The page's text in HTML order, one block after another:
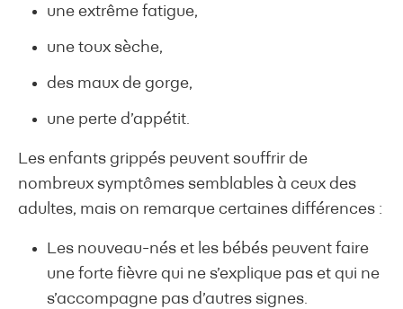
une extrême fatigue,
une toux sèche,
des maux de gorge,
une perte d’appétit.
Les enfants grippés peuvent souffrir de
nombreux symptômes semblables à ceux des
adultes, mais on remarque certaines différences :
Les nouveau-nés et les bébés peuvent faire
une forte fièvre qui ne s’explique pas et qui ne
s’accompagne pas d’autres signes.